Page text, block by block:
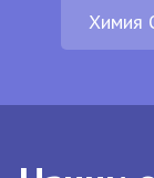
Химия